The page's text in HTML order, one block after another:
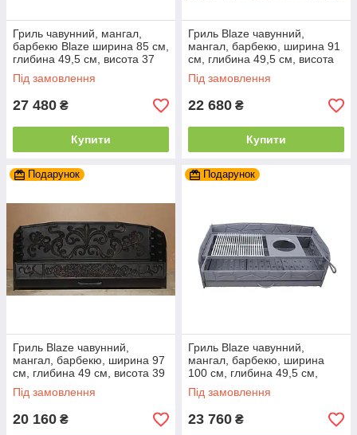
Гриль чавунний, мангал,
барбекю Blaze ширина 85 см,
глибина 49,5 см, висота 37
см
Під замовлення
27 480 ₴
Купити
Гриль Blaze чавунний,
мангал, барбекю, ширина 91
см, глибина 49,5 см, висота
39,5 см
Під замовлення
22 680 ₴
Купити
Подарунок
Гриль Blaze чавунний,
мангал, барбекю, ширина 97
см, глибина 49 см, висота 39
см
Під замовлення
20 160 ₴
Подарунок
Гриль Blaze чавунний,
мангал, барбекю, ширина
100 см, глибина 49,5 см,
висота 37 см
Під замовлення
23 760 ₴